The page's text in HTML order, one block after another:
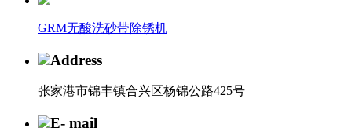
GRM无酸洗砂带除锈机
Address
张家港市锦丰镇合兴区杨锦公路425号
E- mail